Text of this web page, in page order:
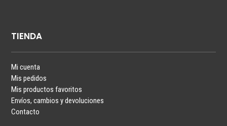
TIENDA
Mi cuenta
Mis pedidos
Mis productos favoritos
Envíos, cambios y devoluciones
Contacto